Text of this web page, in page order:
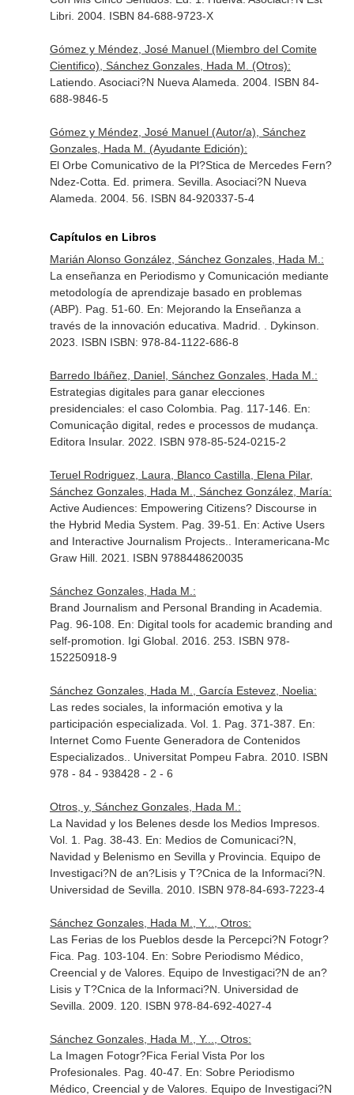
Libri. 2004. ISBN 84-688-9723-X
Gómez y Méndez, José Manuel (Miembro del Comite
Cientifico), Sánchez Gonzales, Hada M. (Otros):
Latiendo. Asociaci?N Nueva Alameda. 2004. ISBN 84-
688-9846-5
Gómez y Méndez, José Manuel (Autor/a), Sánchez
Gonzales, Hada M. (Ayudante Edición):
El Orbe Comunicativo de la Pl?Stica de Mercedes Fern?
Ndez-Cotta. Ed. primera. Sevilla. Asociaci?N Nueva
Alameda. 2004. 56. ISBN 84-920337-5-4
Capítulos en Libros
Marián Alonso González, Sánchez Gonzales, Hada M.:
La enseñanza en Periodismo y Comunicación mediante
metodología de aprendizaje basado en problemas
(ABP). Pag. 51-60. En: Mejorando la Enseñanza a
través de la innovación educativa . Madrid. . Dykinson.
2023. ISBN ISBN: 978-84-1122-686-8
Barredo Ibáñez, Daniel, Sánchez Gonzales, Hada M.:
Estrategias digitales para ganar elecciones
presidenciales: el caso Colombia. Pag. 117-146. En:
Comunicaçâo digital, redes e processos de mudança
Editora Insular. 2022. ISBN 978-85-524-0215-2
Teruel Rodriguez, Laura, Blanco Castilla, Elena Pilar,
Sánchez Gonzales, Hada M., Sánchez González, María:
Active Audiences: Empowering Citizens? Discourse in
the Hybrid Media System. Pag. 39-51. En: Active Users
and Interactive Journalism Projects.
. Interamericana-Mc
Graw Hill. 2021. ISBN 9788448620035
Sánchez Gonzales, Hada M.:
Brand Journalism and Personal Branding in Academia.
Pag. 96-108. En: Digital tools for academic branding and
self-promotion . Igi Global. 2016. 253. ISBN 978-
152250918-9
Sánchez Gonzales, Hada M., García Estevez, Noelia:
Las redes sociales, la información emotiva y la
participación especializada. Vol. 1. Pag. 371-387. En:
Internet Como Fuente Generadora de Contenidos
Especializados.
. Universitat Pompeu Fabra. 2010. ISBN
978 - 84 - 938428 - 2 - 6
Otros, y, Sánchez Gonzales, Hada M.:
La Navidad y los Belenes desde los Medios Impresos.
Vol. 1. Pag. 38-43. En: Medios de Comunicaci?N,
Navidad y Belenismo en Sevilla y Provincia . Equipo de
Investigaci?N de an?Lisis y T?Cnica de la Informaci?N.
Universidad de Sevilla. 2010. ISBN 978-84-693-7223-4
Sánchez Gonzales, Hada M., Y..., Otros:
Las Ferias de los Pueblos desde la Percepci?N Fotogr?
Fica. Pag. 103-104. En: Sobre Periodismo Médico,
Creencial y de Valores. Equipo de Investigaci?N de an?
Lisis y T?Cnica de la Informaci?N. Universidad de
Sevilla. 2009. 120. ISBN 978-84-692-4027-4
Sánchez Gonzales, Hada M., Y..., Otros:
La Imagen Fotogr?Fica Ferial Vista Por los
Profesionales. Pag. 40-47. En: Sobre Periodismo
Médico, Creencial y de Valores. Equipo de Investigaci?N